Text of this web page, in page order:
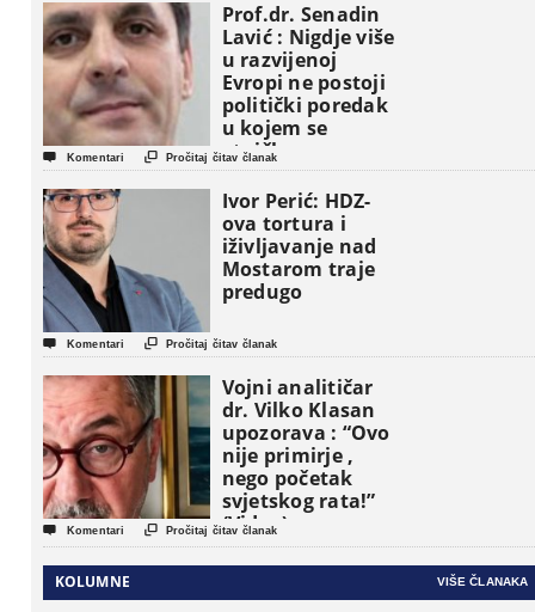
Prof.dr. Senadin
Lavić : Nigdje više
u razvijenoj
Evropi ne postoji
politički poredak
u kojem se
etničke grupe
pojavljuju kao
osnovne
političke jedinice
 Komentari  Pročitaj čitav članak
Ivor Perić: HDZ-
ova tortura i
iživljavanje nad
Mostarom traje
predugo
 Komentari  Pročitaj čitav članak
Vojni analitičar
dr. Vilko Klasan
upozorava : “Ovo
nije primirje ,
nego početak
svjetskog rata!”
(Video)
 Komentari  Pročitaj čitav članak
KOLUMNE VIŠE ČLANAKA